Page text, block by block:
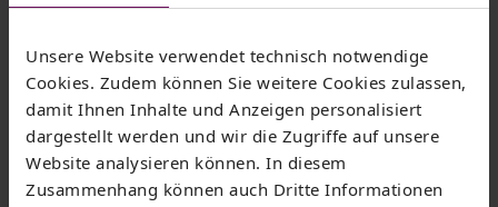
Unsere Website verwendet technisch notwendige
Cookies. Zudem können Sie weitere Cookies zulassen,
damit Ihnen Inhalte und Anzeigen personalisiert
dargestellt werden und wir die Zugriffe auf unsere
Website analysieren können. In diesem
Zusammenhang können auch Dritte Informationen
Jetzt kombinieren und dauerhaft sparen! Nutzen Sie
unser schnelles Internet und Ökostrom aus der
Region, um dabei jährlich 50€ zu sparen.